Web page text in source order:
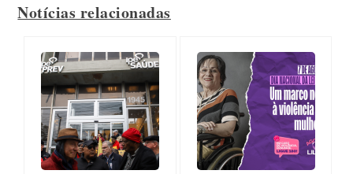
Notícias relacionadas